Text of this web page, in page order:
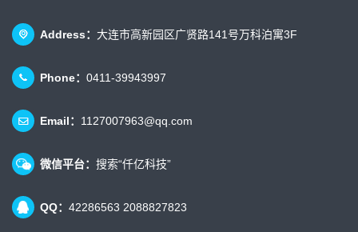
Address： 大连市高新园区广贤路141号万科泊寓3F
Phone： 0411-39943997
Email： 1127007963@qq.com
微信平台： 搜索“仟亿科技”
QQ： 42286563 2088827823